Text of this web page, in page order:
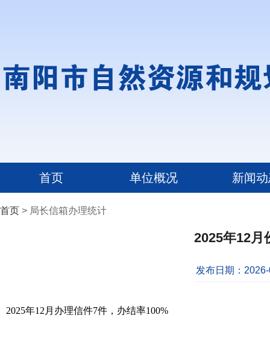
首页 单位概况 新闻
首页 > 局长信箱办理统计
2025年12月
发布日期：
2025年12月办理信件7件，办结率100%